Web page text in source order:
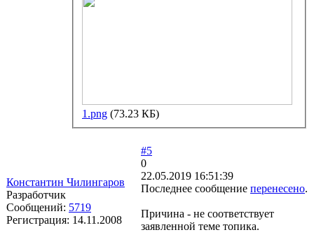
1.png (73.23 КБ)
Константин Чилингаров
Разработчик
Сообщений: 5719
Регистрация: 14.11.2008
#5
0
22.05.2019 16:51:39
Последнее сообщение перенесено.
Причина - не соответствует
заявленной теме топика.